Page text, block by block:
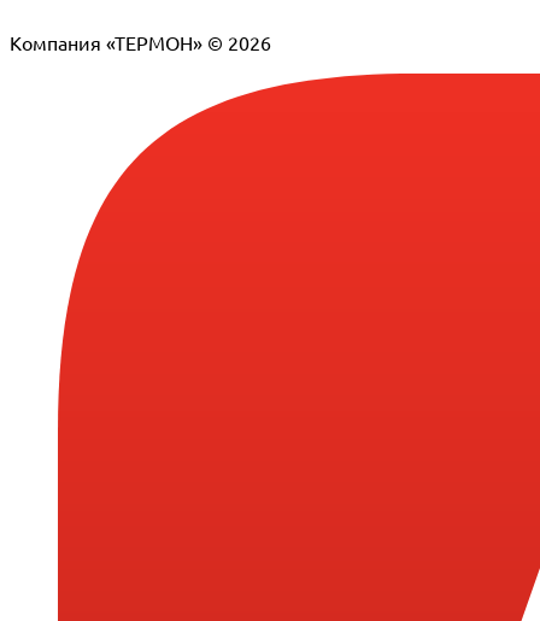
Компания «ТЕРМОН» © 2026